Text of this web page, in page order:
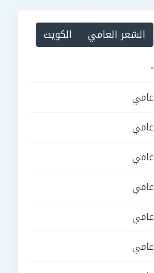
الشعر العامي
الكويت
-
عامي
عامي
عامي
عامي
عامي
عامي